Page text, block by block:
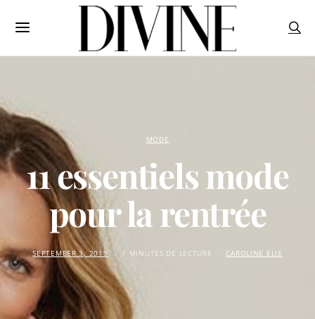
MODE
11 essentiels mode
pour la rentrée
SEPTEMBER 3, 2019 1 MINUTES DE LECTURE CAROLINE ELIE